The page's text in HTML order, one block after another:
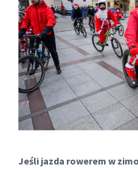
Jeśli jazda rowerem w